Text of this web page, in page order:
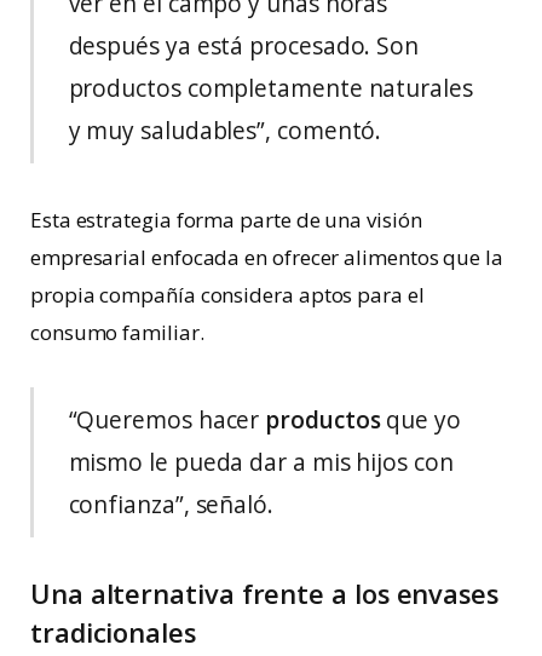
después ya está procesado. Son
productos completamente naturales
y muy saludables”, comentó.
Esta estrategia forma parte de una visión
empresarial enfocada en ofrecer alimentos que la
propia compañía considera aptos para el
consumo familiar.
“Queremos hacer productosque yo
mismo le pueda dar a mis hijos con
confianza”, señaló.
Una alternativa frente a los envases
tradicionales